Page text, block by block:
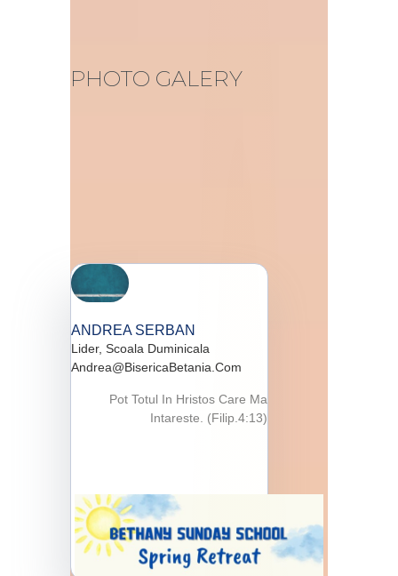
PHOTO GALERY
ANDREA SERBAN
Lider, Scoala Duminicala
Andrea@bisericaBetania.com
Pot Totul In Hristos Care Ma
Intareste. (Filip.4:13)